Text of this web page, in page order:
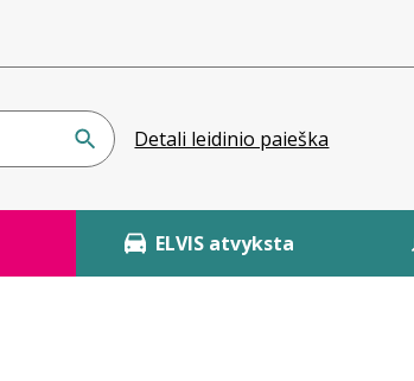
Detali leidinio paieška
ELVIS atvyksta